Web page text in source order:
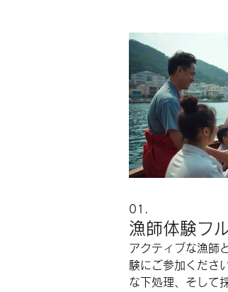
01.
漁師体験フ
アクティブな漁師
験にご参加くださ
な下処理、そして